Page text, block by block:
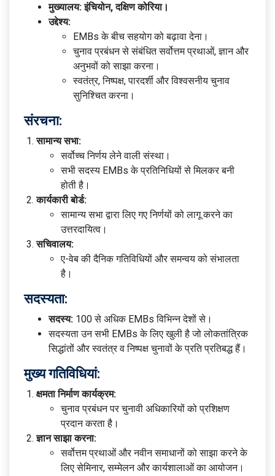
मुख्यालय: इंचियोन, दक्षिण कोरिया।
उद्देश्य:
EMBs के बीच सहयोग को बढ़ावा देना।
चुनाव प्रबंधन से संबंधित सर्वोत्तम प्रथाओं, ज्ञान और
अनुभवों को साझा करना।
स्वतंत्र, निष्पक्ष, पारदर्शी और विश्वसनीय चुनाव
सुनिश्चित करना।
संरचना:
सामान्य सभा:
सर्वोच्च निर्णय लेने वाली संस्था।
सभी सदस्य EMBs के प्रतिनिधियों से मिलकर बनी
होती है।
कार्यकारी बोर्ड:
सामान्य सभा द्वारा लिए गए निर्णयों को लागू करने का
उत्तरदायित्व।
सचिवालय:
ए-वेब की दैनिक गतिविधियों और समन्वय को संभालता
है।
सदस्यता:
सदस्य: 100 से अधिक EMBs विभिन्न देशों से।
सदस्यता उन सभी EMBs के लिए खुली है जो लोकतांत्रिक
सिद्धांतों और स्वतंत्र व निष्पक्ष चुनावों के प्रति प्रतिबद्ध हैं।
मुख्य गतिविधियां:
क्षमता निर्माण कार्यक्रम:
चुनाव प्रबंधन पर चुनावी अधिकारियों को प्रशिक्षण
प्रदान करता है।
ज्ञान साझा करना:
सर्वोत्तम प्रथाओं और नवीन समाधानों को साझा करने के
लिए सेमिनार, सम्मेलन और कार्यशालाओं का आयोजन।